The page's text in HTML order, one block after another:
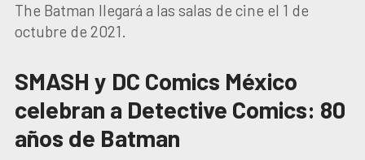
The Batman llegará a las salas de cine el 1 de
octubre de 2021.
SMASH y DC Comics México
celebran a Detective Comics: 80
años de Batman